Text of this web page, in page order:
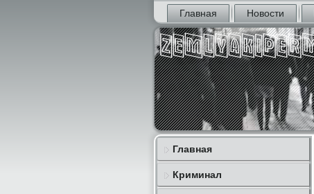
Главная Новости
Главная
Криминал